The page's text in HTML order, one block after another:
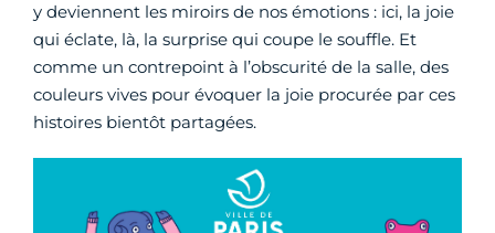
y deviennent les miroirs de nos émotions : ici, la joie
qui éclate, là, la surprise qui coupe le souffle. Et
comme un contrepoint à l’obscurité de la salle, des
couleurs vives pour évoquer la joie procurée par ces
histoires bientôt partagées.